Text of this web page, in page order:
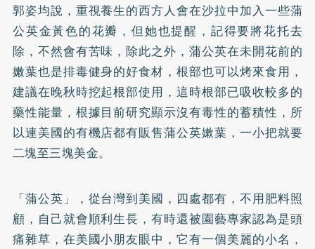
郭姿均說，重視養生的西方人會在沙拉中加入一些蒲
公英金黃色的花瓣，但她也提醒，記得要將花托去
除，不然會有苦味，除此之外，蒲公英在未開花前的
嫩葉也是排毒健身的好食材，根部也可以烤來食用，
建議在晚秋時挖起根部使用，這時根部已吸收較多的
藥性能量，根據目前研究顯示沒有毒性的蓄積性，所
以連美國的有機店都有販售蒲公英嫰葉，一小把就要
二塊至三塊美金。
「蒲公英」，從台灣到美國，四處都有，不用肥料照
顧，自己就會順利生長，有時還被園藝專家認為是頭
痛雜草，在美國小朋友眼中，它有一個美麗的小名，